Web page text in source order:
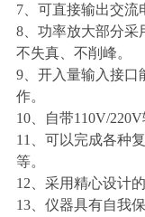
7、可直接输出交
8、功率放大部分采
不失真、不削峰。
9、开入量输入接口
作。
10、自带110V/
11、可以完成各种
等。
12、采用精心设计
13、仪器具有自我